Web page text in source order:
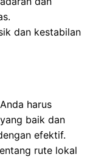
dan kestabilan
harus
baik dan
efektif.
rute lokal